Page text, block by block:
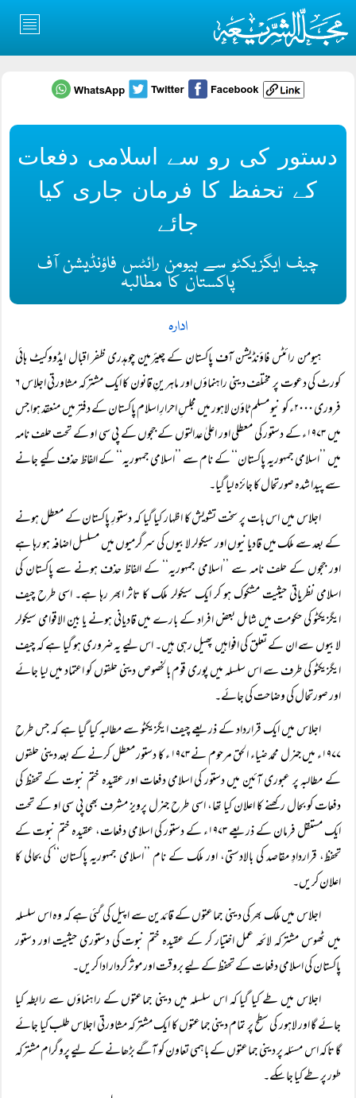
دستور کی رو سے اسلامی دفعات
کے تحفظ کا فرمان جاری کیا
جائے
چیف ایگزیکٹو سے ہیومن رائٹس فاؤنڈیشن آف
پاکستان کا مطالبہ
ادارہ
ہیومن رائٹس فاؤنڈیشن آف پاکستان کے چیئرمین چوہدری ظفر اقبال ایڈووکیٹ ہائی
کورٹ کی دعوت پر مختلف دینی راہنماؤں اور ماہرینِ قانون کا ایک مشترکہ مشاورتی اجلاس ۶
فروری ۲۰۰۰ء کو نیو مسلم ٹاؤن لاہور میں مجلسِ احرارِ اسلام پاکستان کے دفتر میں منعقد ہوا جس
میں ۱۹۷۳ء کے دستور کی معطلی اور اعلیٰ عدالتوں کے ججوں کے پی سی او کے تحت حلف نامہ
میں ’’اسلامی جمہوریہ پاکستان‘‘ کے نام سے ’’اسلامی جمہوریہ‘‘ کے الفاظ حذف کیے جانے
سے پیدا شدہ صورتحال کا جائزہ لیا گیا۔
اجلاس میں اس بات پر سخت تشویش کا اظہار کیا گیا کہ دستورِ پاکستان کے معطل ہونے
کے بعد سے ملک میں قادیانیوں اور سیکولر لابیوں کی سرگرمیوں میں مسلسل اضافہ ہو رہا ہے
اور ججوں کے حلف نامہ سے ’’اسلامی جمہوریہ‘‘ کے الفاظ حذف ہونے سے پاکستان کی
اسلامی نظریاتی حیثیت مشکوک ہو کر ایک سیکولر ملک کا تاثر ابھر رہا ہے۔ اسی طرح چیف
ایگزیکٹو کی حکومت میں شامل بعض افراد کے بارے میں قادیانی ہونے یا بین الاقوامی سیکولر
لابیوں سے ان کے تعلق کی افواہیں پھیل رہی ہیں۔ اس لیے یہ ضروری ہو گیا ہے کہ چیف
ایگزیکٹو کی طرف سے اس سلسلہ میں پوری قوم بالخصوص دینی حلقوں کو اعتماد میں لیا جائے
اور صورتحال کی وضاحت کی جائے۔
اجلاس میں ایک قرارداد کے ذریعے چیف ایگزیکٹو سے مطالبہ کیا گیا ہے کہ جس طرح
۱۹۷۷ء میں جنرل محمد ضیاء الحق مرحوم نے ۱۹۷۳ء کا دستور معطل کرنے کے بعد دینی حلقوں
کے مطالبہ پر عبوری آئین میں دستور کی اسلامی دفعات اور عقیدہ ختم نبوت کے تحفظ کی
دفعات کو بحال رکھنے کا اعلان کیا تھا، اسی طرح جنرل پرویز مشرف بھی پی سی او کے تحت
ایک مستقل فرمان کے ذریعے ۱۹۷۳ء کے دستور کی اسلامی دفعات، عقیدہ ختم نبوت کے
تحفظ، قراردادِ مقاصد کی بالادستی، اور ملک کے نام ’’اسلامی جمہوریہ پاکستان‘‘ کی بحالی کا
اعلان کریں۔
اجلاس میں ملک بھر کی دینی جماعتوں کے قائدین سے اپیل کی گئی ہے کہ وہ اس سلسلہ
میں ٹھوس مشترکہ لائحہ عمل اختیار کر کے عقیدہ ختم نبوت کی دستوری حیثیت اور دستور
پاکستان کی اسلامی دفعات کے تحفظ کے لیے بروقت اور موثر کردار ادا کریں۔
اجلاس میں طے کیا گیا کہ اس سلسلہ میں دینی جماعتوں کے راہنماؤں سے رابطہ کیا
جائے گا اور لاہور کی سطح پر تمام دینی جماعتوں کا ایک مشترکہ مشاورتی اجلاس طلب کیا جائے
گا تاکہ اس مسئلہ پر دینی جماعتوں کے باہمی تعاون کو آگے بڑھانے کے لیے پروگرام مشترکہ
طور پر طے کیا جا سکے۔